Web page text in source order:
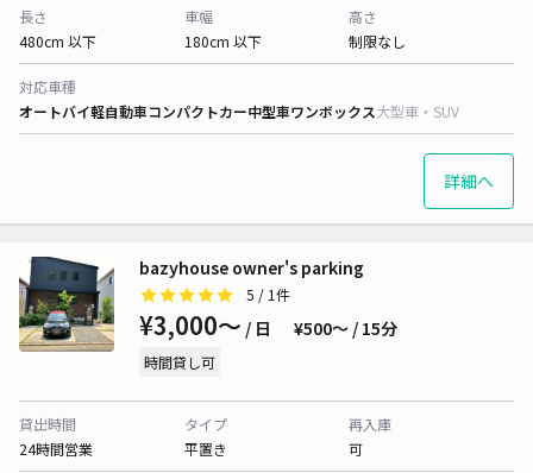
長さ
480cm 以下
車幅
180cm 以下
高さ
制限なし
対応車種
オートバイ軽自動車コンパクトカー中型車ワンボックス大型車・SUV
詳細へ
bazyhouse owner's parking
5 / 1件
¥3,000〜 / 日 ¥500〜 / 15分
時間貸し可
貸出時間
24時間営業
タイプ
平置き
再入庫
可